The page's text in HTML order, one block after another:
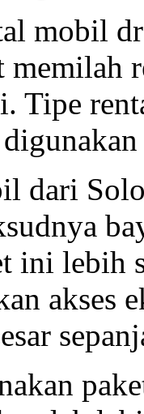
mobil
memilah
Tipe
dari
ini lebih
akses